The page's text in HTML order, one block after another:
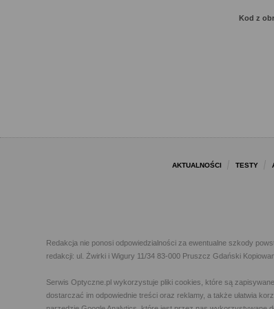
Kod z
AKTUALNOŚCI TESTY
Redakcja nie ponosi odpowiedzialności za ewentualne szkody
redakcji: ul. Żwirki i Wigury 11/34 83-000 Pruszcz Gdański
Serwis Optyczne.pl wykorzystuje pliki cookies, które są
dostarczać im odpowiednie treści oraz reklamy, a także ułatwia